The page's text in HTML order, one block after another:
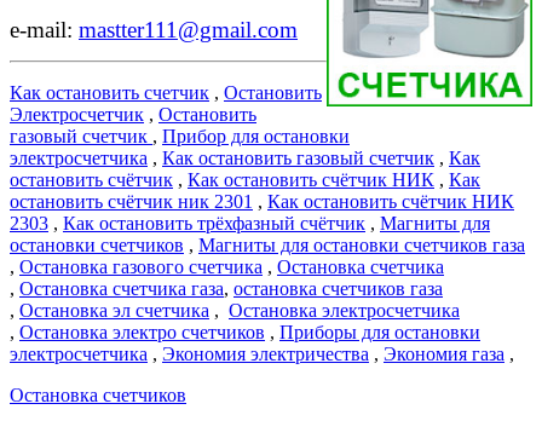
e-mail: mastter111@gmail.com
Как остановить счетчик , Остановить
Электросчетчик , Остановить
газовый счетчик , Прибор для остановки
электросчетчика , Как остановить газовый счетчик , Как
остановить счётчик , Как остановить счётчик НИК , Как
остановить счётчик ник 2301 , Как остановить счётчик НИК
2303 , Как остановить трёхфазный счётчик , Магниты для
остановки счетчиков , Магниты для остановки счетчиков газа
, Остановка газового счетчика , Остановка счетчика
, Остановка счетчика газа, остановка счетчиков газа
, Остановка эл счетчика , Остановка электросчетчика
, Остановка электро счетчиков , Приборы для остановки
электросчетчика , Экономия электричества , Экономия газа ,
Остановка счетчиков